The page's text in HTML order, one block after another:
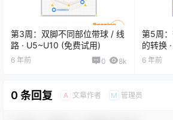
第3周：双脚不同部位带球 / 线
路 · U5~U10 (免费试用)
6 年前 0 8k
第5周
的转换
6 年前
0 条回复 A 文章作者 M 管理员